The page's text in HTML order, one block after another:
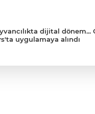
dijital dönem...
uygulamaya alındı